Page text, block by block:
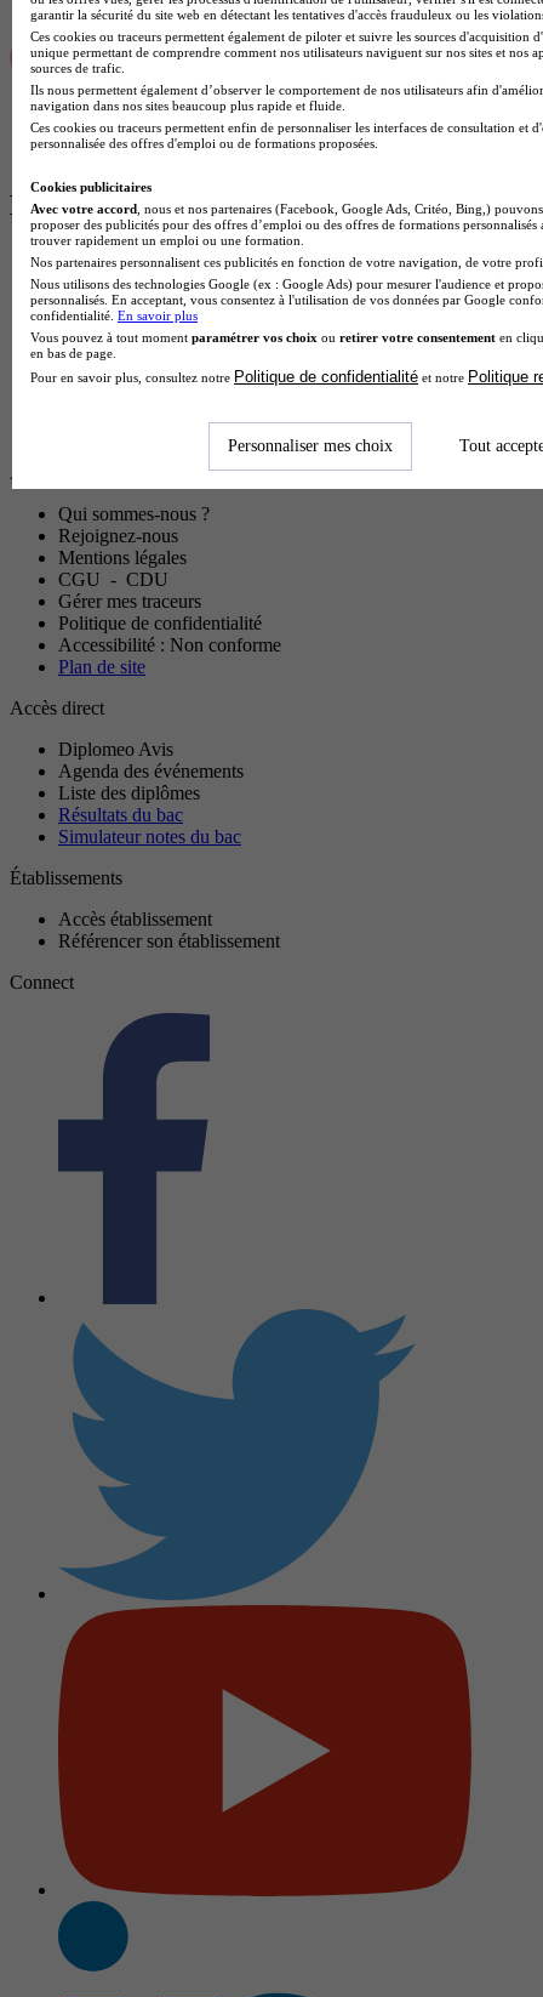
Les BP à distance les plus recherchés
BP Sport à distance
BP à distance
Diplomeo
Diplômes
BP
À propos
Qui sommes-nous ?
Rejoignez-nous
Mentions légales
CGU - CDU
Gérer mes traceurs
Politique de confidentialité
Accessibilité : Non conforme
Plan de site
Accès direct
Diplomeo Avis
Agenda des événements
Liste des diplômes
Résultats du bac
Simulateur notes du bac
Établissements
Accès établissement
Référencer son établissement
Connect
garantir la sécurité du site web en détectant les tentatives d'accès frauduleux ou les
Ces cookies ou traceurs permettent également de piloter et suivre les sources d'acquisition
unique permettant de comprendre comment nos utilisateurs naviguent sur nos sites et nos
sources de trafic.
Ils nous permettent également d’observer le comportement de nos utilisateurs afin
navigation dans nos sites beaucoup plus rapide et fluide.
Ces cookies ou traceurs permettent enfin de personnaliser les interfaces de consultation et
personnalisée des offres d'emploi ou de formations proposées.
Cookies publicitaires
Avec votre accord , nous et nos partenaires (Facebook, Google Ads, Critéo, Bing,)
proposer des publicités pour des offres d’emploi ou des offres de formations
trouver rapidement un emploi ou une formation.
Nos partenaires personnalisent ces publicités en fonction de votre navigation, de votre
Nous utilisons des technologies Google (ex : Google Ads) pour mesurer l'audience et
personnalisés. En acceptant, vous consentez à l'utilisation de vos données par Google
confidentialité. En savoir plus
Vous pouvez à tout moment paramétrer vos choix ou retirer votre consentement en
en bas de page.
Pour en savoir plus, consultez notre Politique de confidentialité et notre Politique
Personnaliser mes choix Tout